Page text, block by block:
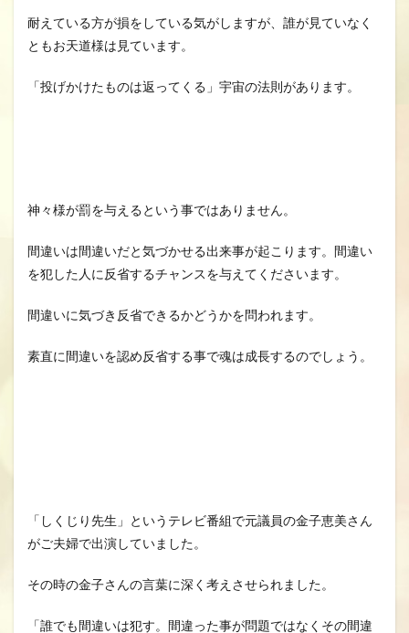
耐えている方が損をしている気がしますが、誰が見ていなく
ともお天道様は見ています。
「投げかけたものは返ってくる」宇宙の法則があります。
神々様が罰を与えるという事ではありません。
間違いは間違いだと気づかせる出来事が起こります。間違い
を犯した人に反省するチャンスを与えてくださいます。
間違いに気づき反省できるかどうかを問われます。
素直に間違いを認め反省する事で魂は成長するのでしょう。
「しくじり先生」というテレビ番組で元議員の金子恵美さん
がご夫婦で出演していました。
その時の金子さんの言葉に深く考えさせられました。
「誰でも間違いは犯す。間違った事が問題ではなくその間違